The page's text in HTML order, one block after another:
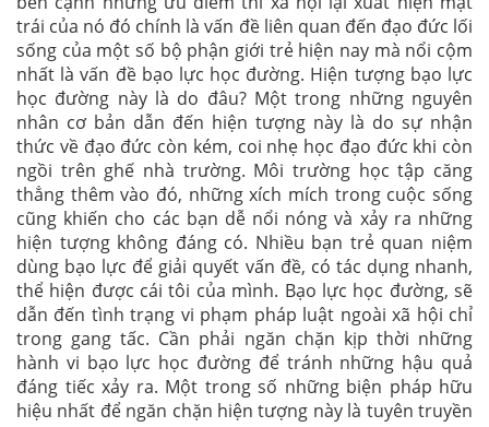
trái của nó đó chính là vấn đề liên quan đến đạo đức lối
sống của một số bộ phận giới trẻ hiện nay mà nổi cộm
nhất là vấn đề bạo lực học đường. Hiện tượng bạo lực
học đường này là do đâu? Một trong những nguyên
nhân cơ bản dẫn đến hiện tượng này là do sự nhận
thức về đạo đức còn kém, coi nhẹ học đạo đức khi còn
ngồi trên ghế nhà trường. Môi trường học tập căng
thẳng thêm vào đó, những xích mích trong cuộc sống
cũng khiến cho các bạn dễ nổi nóng và xảy ra những
hiện tượng không đáng có. Nhiều bạn trẻ quan niệm
dùng bạo lực để giải quyết vấn đề, có tác dụng nhanh,
thể hiện được cái tôi của mình. Bạo lực học đường, sẽ
dẫn đến tình trạng vi phạm pháp luật ngoài xã hội chỉ
trong gang tấc. Cần phải ngăn chặn kịp thời những
hành vi bạo lực học đường để tránh những hậu quả
đáng tiếc xảy ra. Một trong số những biện pháp hữu
hiệu nhất để ngăn chặn hiện tượng này là tuyên truyền